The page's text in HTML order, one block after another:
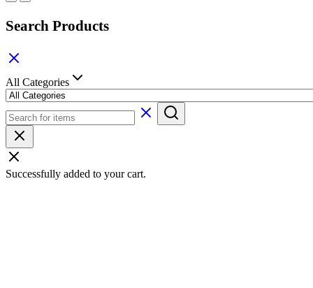
Search Products
All Categories
Successfully added to your cart.